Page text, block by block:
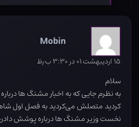
Mobin
۱۵ اردیبهشت ۰۱ در ۳:۳۰ ب٫ظ
سلام
به نظرم جایی که به اخبار مشنگ ها
کردید متصلش می‌کردید به فصل اول
نخست وزیر مشنگ ها درباره پوشش